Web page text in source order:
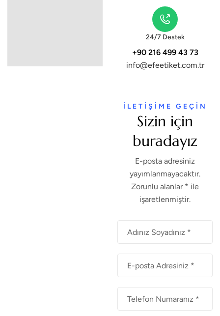
24/7 Destek
+90 216 499 43 73
info@efeetiket.com.tr
Sizin için
buradayız
İLETİŞİME GEÇİN
E-posta adresiniz
yayımlanmayacaktır.
Zorunlu alanlar * ile
işaretlenmiştir.